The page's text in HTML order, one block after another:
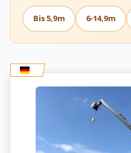
Bis 5,9m 6-14,9m